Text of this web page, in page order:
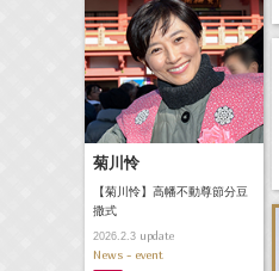
菊川怜
【菊川怜】高幡不動尊節分豆
撒式
2026.2.3update
News - event